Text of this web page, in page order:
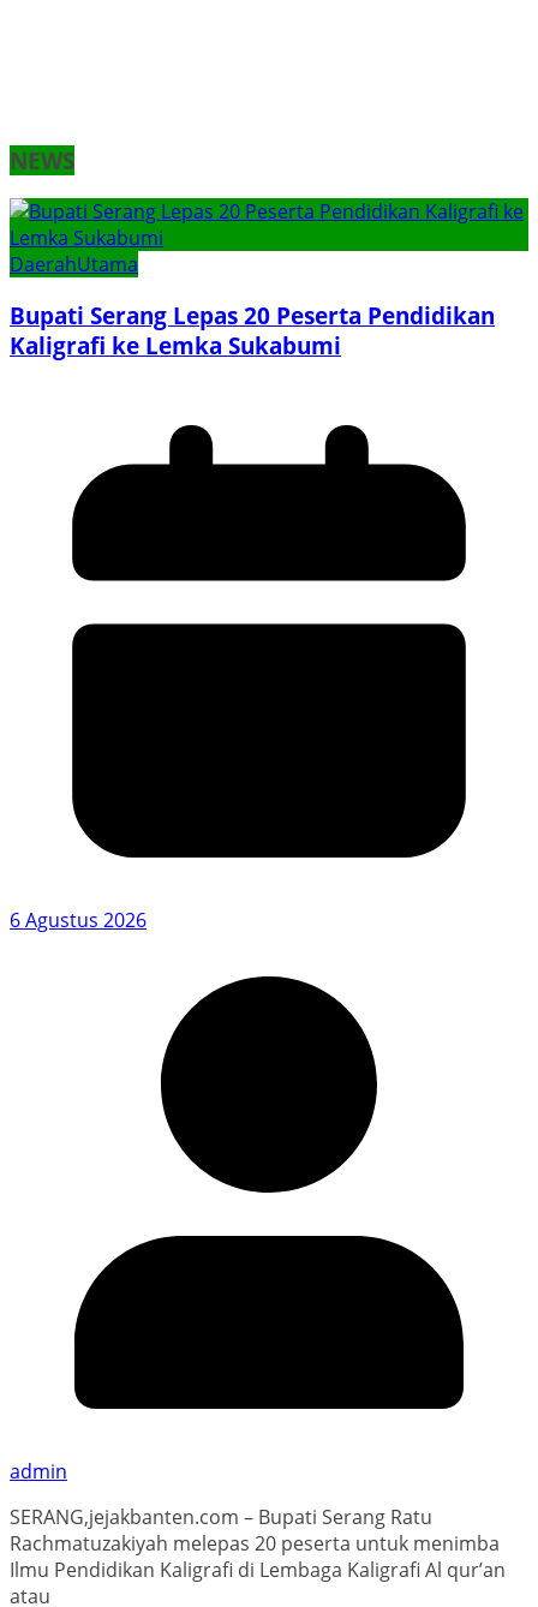
NEWS
DaerahUtama
Bupati Serang Lepas 20 Peserta Pendidikan
Kaligrafi ke Lemka Sukabumi
6 Agustus 2026
admin
SERANG,jejakbanten.com – Bupati Serang Ratu
Rachmatuzakiyah melepas 20 peserta untuk menimba
Ilmu Pendidikan Kaligrafi di Lembaga Kaligrafi Al qur’an
atau